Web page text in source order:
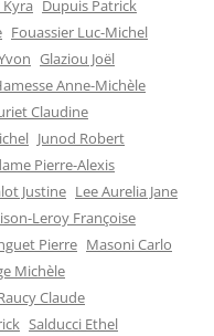
Dupuis Patrick
Fouassier Luc-Michel
Glaziou Joël
Anne-Michèle
Claudine
Junod Robert
Pierre-Alexis
Justine Lee Aurelia Jane
Leroy Françoise
Pierre Masoni Carlo
Michèle
Claude
Salducci Ethel